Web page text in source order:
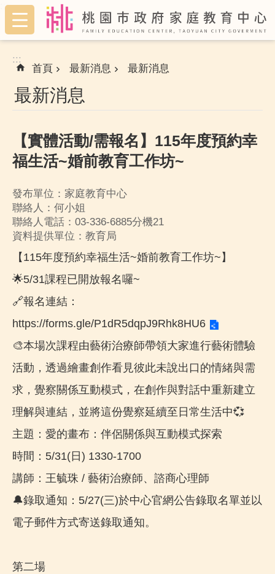
跳到主要內容區塊
:::
:::
首頁 最新消息 最新消息
最新消息
【實體活動/需報名】115年度預約幸
福生活~婚前教育工作坊~
發布單位：家庭教育中心
聯絡人：何小姐
聯絡人電話：03-336-6885分機21
資料提供單位：教育局
【115年度預約幸福生活~婚前教育工作坊~】
🌟5/31課程已開放報名囉~
🔗報名連結：
https://forms.gle/P1dR5dqpJ9Rhk8HU6
🎨本場次課程由藝術治療師帶領大家進行藝術體驗
活動，透過繪畫創作看見彼此未說出口的情緒與需
求，覺察關係互動模式，在創作與對話中重新建立
理解與連結，並將這份覺察延續至日常生活中💞
主題：愛的畫布：伴侶關係與互動模式探索
時間：5/31(日) 1330-1700
講師：王毓珠 / 藝術治療師、諮商心理師
🔔錄取通知：5/27(三)於中心官網公告錄取名單並以
電子郵件方式寄送錄取通知。
第二場